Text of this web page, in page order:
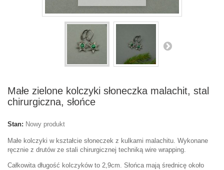
Małe zielone kolczyki słoneczka malachit, stal
chirurgiczna, słońce
Stan: Nowy produkt
Małe kolczyki w kształcie słoneczek z kulkami malachitu. Wykonane
ręcznie z drutów ze stali chirurgicznej techniką wire wrapping.
Całkowita długość kolczyków to 2,9cm. Słońca mają średnicę około